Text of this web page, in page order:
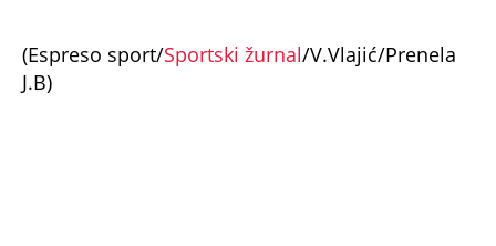
(Espreso sport/Sportski žurnal/V.Vlajić/Prenela
J.B)